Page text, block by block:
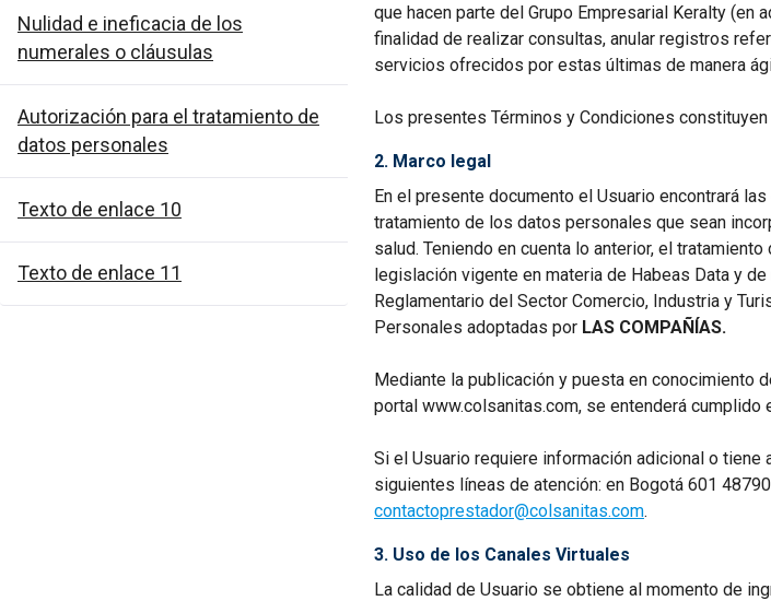
Nulidad e ineficacia de los
numerales o cláusulas
Autorización para el tratamiento de
datos personales
Texto de enlace 10
Texto de enlace 11
que hacen parte del Grupo Empresarial Keralty (en
finalidad de realizar consultas, anular registros
servicios ofrecidos por estas últimas de manera
Los presentes Términos y Condiciones
2. Marco legal
En el presente documento el Usuario encontrará
tratamiento de los datos personales que sean
salud. Teniendo en cuenta lo anterior, el
legislación vigente en materia de Habeas Data y
Reglamentario del Sector Comercio, Industria y
Personales adoptadas por LAS COMPAÑÍAS.
Mediante la publicación y puesta en conocimiento
portal www.colsanitas.com, se entenderá cumplido
Si el Usuario requiere información adicional o tiene
siguientes líneas de atención: en Bogotá 601
contactoprestador@colsanitas.com.
3. Uso de los Canales Virtuales
La calidad de Usuario se obtiene al momento de